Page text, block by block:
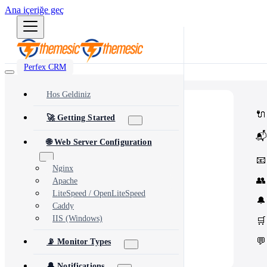
Ana içeriğe geç
Perfex CRM
Most popular modules and add-ons
⚙️Automation & Tools
🔌
📬
📧
👥
🔔
🛒
💬
Hos Geldiniz
🚀 Getting Started
🌐 Web Server Configuration
Nginx
Apache
LiteSpeed / OpenLiteSpeed
Caddy
IIS (Windows)
📡 Monitor Types